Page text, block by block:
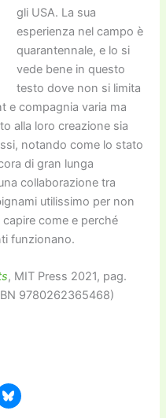
gli USA. La sua
esperienza nel campo è
quarantennale, e lo si
vede bene in questo
testo dove non si limita
e compagnia varia ma
alla loro creazione sia
notando come lo stato
di gran lunga
collaborazione tra
utilissimo per non
capire come e perché
funzionano.
, MIT Press 2021, pag.
9780262365468)